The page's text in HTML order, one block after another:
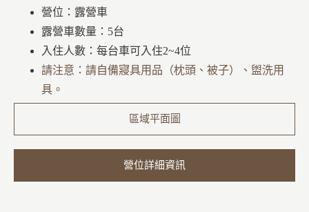
營位：露營車
露營車數量：5台
入住人數：每台車可入住2~4位
請注意：請自備寢具用品（枕頭、被子）、盥洗用
具。
區域平面圖
營位詳細資訊